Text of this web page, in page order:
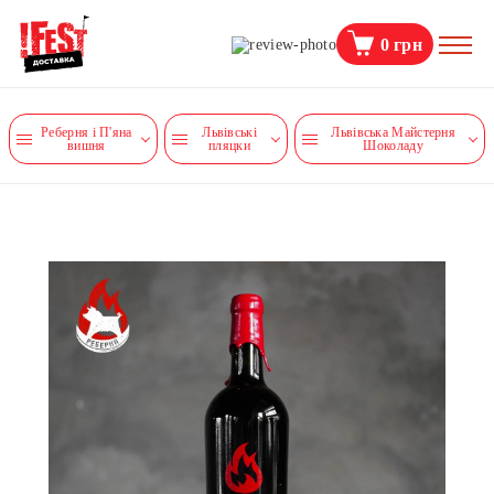
0грн
Реберня і П'яна
вишня
Львівські
пляцки
Львівська Майстерня
Шоколаду